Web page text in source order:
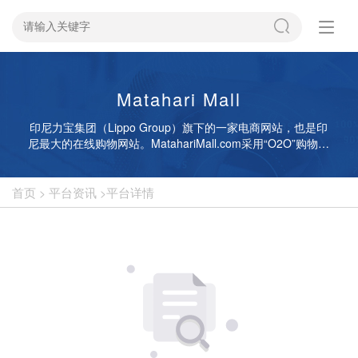
Matahari Mall
印尼力宝集团（Lippo Group）旗下的一家电商网站，也是印
尼最大的在线购物网站。MatahariMall.com采用“O2O”购物系
支机构支付、购买或退回产品。
首页 > 平台资讯 >平台详情